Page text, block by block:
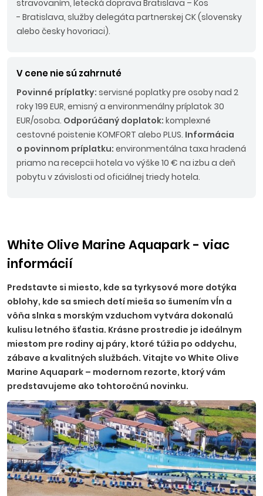
stravovaním, letecká doprava Bratislava – Kos
- Bratislava, služby delegáta partnerskej CK (slovensky
alebo česky hovoriaci).
V cene nie sú zahrnuté
Povinné príplatky: servisné poplatky pre osoby nad 2
roky 199 EUR, emisný a environmenálny príplatok 30
EUR/osoba. Odporúčaný doplatok: komplexné
cestovné poistenie KOMFORT alebo PLUS. Informácia
o povinnom príplatku: environmentálna taxa hradená
priamo na recepcii hotela vo výške 10 € na izbu a deň
pobytu v závislosti od oficiálnej triedy hotela.
White Olive Marine Aquapark - viac
informácií
Predstavte si miesto, kde sa tyrkysové more dotýka
oblohy, kde sa smiech detí mieša so šumením vĺn a
vôňa slnka s morským vzduchom vytvára dokonalú
kulisu letného šťastia. Krásne prostredie je ideálnym
miestom pre rodiny aj páry, ktoré túžia po oddychu,
zábave a kvalitných službách. Vitajte vo White Olive
Marine Aquapark – modernom rezorte, ktorý vám
predstavujeme ako tohtoročnú novinku.